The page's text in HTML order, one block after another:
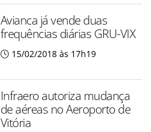
Avianca já vende duas
frequências diárias GRU-VIX
15/02/2018 às 17h19
Infraero autoriza mudança
de aéreas no Aeroporto de
Vitória